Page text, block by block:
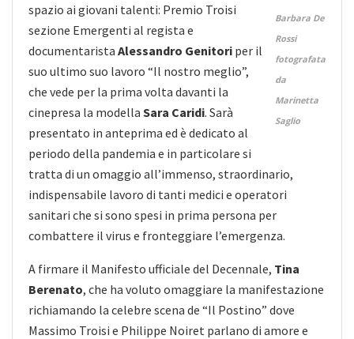
Barbara De
Rossi
fotografata
da
Marinetta
Saglio
spazio ai giovani talenti: Premio Troisi
sezione Emergenti al regista e
documentarista Alessandro Genitori per il
suo ultimo suo lavoro “Il nostro meglio”,
che vede per la prima volta davanti la
cinepresa la modella Sara Caridi. Sarà
presentato in anteprima ed è dedicato al
periodo della pandemia e in particolare si
tratta di un omaggio all’immenso, straordinario,
indispensabile lavoro di tanti medici e operatori
sanitari che si sono spesi in prima persona per
combattere il virus e fronteggiare l’emergenza.
A firmare il Manifesto ufficiale del Decennale, Tina
Berenato, che ha voluto omaggiare la manifestazione
richiamando la celebre scena de “Il Postino” dove
Massimo Troisi e Philippe Noiret parlano di amore e